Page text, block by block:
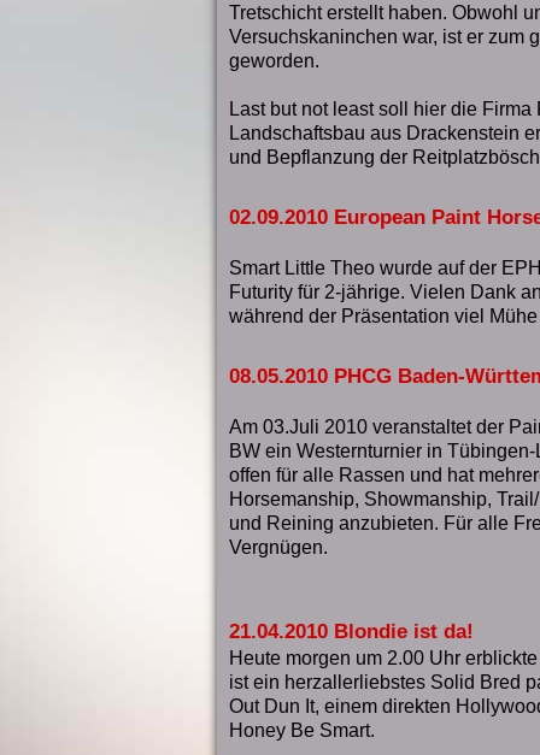
Tretschicht erstellt haben. Obwohl
Versuchskaninchen war, ist er zum
geworden.
Last but not least soll hier die Firma
Landschaftsbau aus Drackenstein
und Bepflanzung der
02.09.2010 European Paint
Smart Little Theo wurde auf der
Futurity für 2-jährige. Vielen Dank
während der Präsentation viel
08.05.2010 PHCG Baden-
Am 03.Juli 2010 veranstaltet der
BW ein Westernturnier in
offen für alle Rassen und hat
Horsemanship, Showmanship,
und Reining anzubieten. Für alle
Vergnügen.
21.04.2010 Blondie ist da!
Heute morgen um 2.00 Uhr
ist ein herzallerliebstes Solid Bred
Out Dun It, einem direkten
Honey Be Smart.